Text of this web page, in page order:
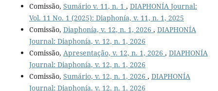
Comissão, Sumário v. 11, n. 1 , DIAPHONÍA Journal:
Vol. 11 No. 1 (2025): Diaphonía, v. 11, n. 1, 2025
Comissão, Diaphonía, v. 12, n. 1, 2026 , DIAPHONÍA
Journal: Diaphonía, v. 12, n. 1, 2026
Comissão, Apresentação, v. 12, n. 1, 2026 , DIAPHONÍA
Journal: Diaphonía, v. 12, n. 1, 2026
Comissão, Sumário, v. 12, n. 1, 2026 , DIAPHONÍA
Journal: Diaphonía, v. 12, n. 1, 2026